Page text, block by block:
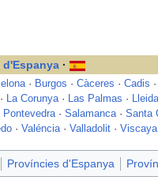
·
· Burgos · Càceres · Cadis ·
· La Corunya· Las Palmas · Lleida
Pontevedra· Salamanca· Santa
· Valéncia· Valladolit· Viscaya
Províncies d'Espanya